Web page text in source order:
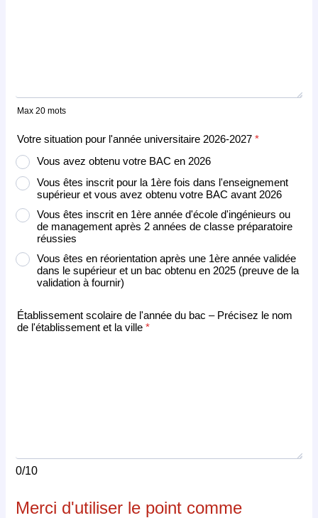
Max 20 mots
Votre situation pour l'année universitaire 2026-2027 *
Vous avez obtenu votre BAC en 2026
Vous êtes inscrit pour la 1ère fois dans l'enseignement
supérieur et vous avez obtenu votre BAC avant 2026
Vous êtes inscrit en 1ère année d'école d'ingénieurs ou
de management après 2 années de classe préparatoire
réussies
Vous êtes en réorientation après une 1ère année validée
dans le supérieur et un bac obtenu en 2025 (preuve de la
validation à fournir)
Établissement scolaire de l'année du bac – Précisez le nom
de l'établissement et la ville *
0/10
Merci d'utiliser le point comme